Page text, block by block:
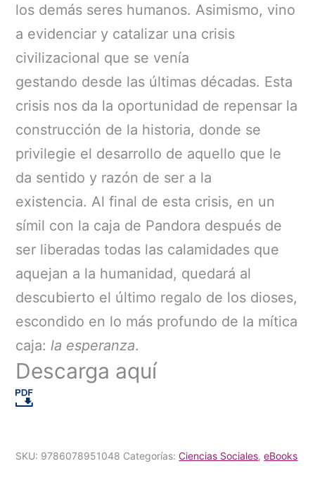
los demás seres humanos. Asimismo, vino
a evidenciar y catalizar una crisis
civilizacional que se venía
gestando desde las últimas décadas. Esta
crisis nos da la oportunidad de repensar la
construcción de la historia, donde se
privilegie el desarrollo de aquello que le
da sentido y razón de ser a la
existencia. Al final de esta crisis, en un
símil con la caja de Pandora después de
ser liberadas todas las calamidades que
aquejan a la humanidad, quedará al
descubierto el último regalo de los dioses,
escondido en lo más profundo de la mítica
caja:la esperanza.
Descarga aquí
SKU: 9786078951048 Categorías:Ciencias Sociales,eBooks